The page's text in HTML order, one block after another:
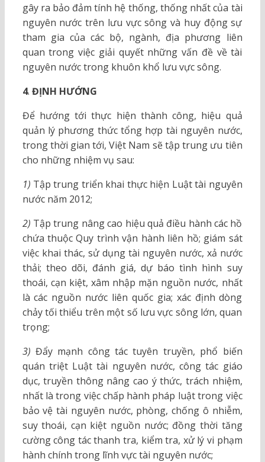
gây ra bảo đảm tính hệ thống, thống nhất của tài
nguyên nước trên lưu vực sông và huy động sự
tham gia của các bộ, ngành, địa phương liên
quan trong việc giải quyết những vấn đề về tài
nguyên nước trong khuôn khổ lưu vực sông.
4. ĐỊNH HƯỚNG
Để hướng tới thực hiện thành công, hiệu quả
quản lý phương thức tổng hợp tài nguyên nước,
trong thời gian tới, Việt Nam sẽ tập trung ưu tiên
cho những nhiệm vụ sau:
1) Tập trung triển khai thực hiện Luật tài nguyên
nước năm 2012;
2) Tập trung nâng cao hiệu quả điều hành các hồ
chứa thuộc Quy trình vận hành liên hồ; giám sát
việc khai thác, sử dụng tài nguyên nước, xả nước
thải; theo dõi, đánh giá, dự báo tình hình suy
thoái, cạn kiệt, xâm nhập mặn nguồn nước, nhất
là các nguồn nước liên quốc gia; xác định dòng
chảy tối thiểu trên một số lưu vực sông lớn, quan
trọng;
3) Đẩy mạnh công tác tuyên truyền, phổ biến
quán triệt Luật tài nguyên nước, công tác giáo
dục, truyền thông nâng cao ý thức, trách nhiệm,
nhất là trong việc chấp hành pháp luật trong việc
bảo vệ tài nguyên nước, phòng, chống ô nhiễm,
suy thoái, cạn kiệt nguồn nước; đồng thời tăng
cường công tác thanh tra, kiểm tra, xử lý vi phạm
hành chính trong lĩnh vực tài nguyên nước;